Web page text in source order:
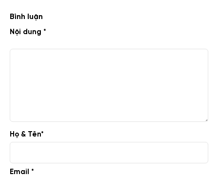
Bình luận
Nội dung *
Họ & Tên*
Email *